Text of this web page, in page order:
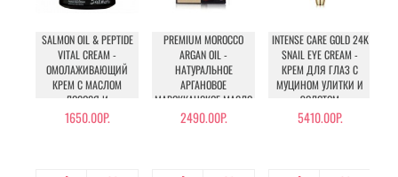
SALMON OIL & PEPTIDE
VITAL CREAM -
ОМОЛАЖИВАЮЩИЙ
КРЕМ С МАСЛОМ
ЛОСОСЯ И
ПЕПТИДАМИ
1650.00Р.
PREMIUM MOROCCO
ARGAN OIL -
НАТУРАЛЬНОЕ
АРГАНОВОЕ
МАРОККАНСКОЕ МАСЛО
ДЛЯ ВОЛОС
2490.00Р.
INTENSE CARE GOLD 24K
SNAIL EYE CREAM -
КРЕМ ДЛЯ ГЛАЗ С
МУЦИНОМ УЛИТКИ И
ЗОЛОТОМ
5410.00Р.